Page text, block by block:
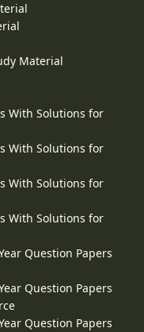
Material
With Solutions for
With Solutions for
With Solutions for
With Solutions for
Question Papers
Question Papers
Question Papers